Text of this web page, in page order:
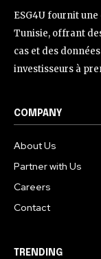
ESG4U fournit
Tunisie, offrant
cas et des
investisseurs à
COMPANY
About Us
Partner with Us
Careers
Contact
TRENDING